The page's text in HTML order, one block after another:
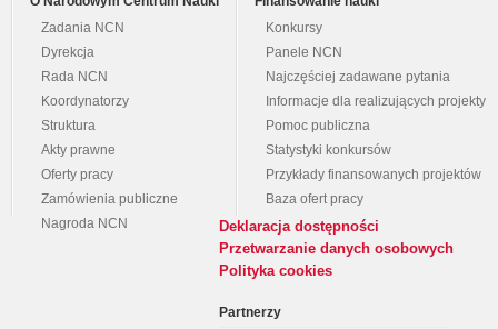
Zadania NCN
Dyrekcja
Rada NCN
Koordynatorzy
Struktura
Akty prawne
Oferty pracy
Zamówienia publiczne
Nagroda NCN
Konkursy
Panele NCN
Najczęściej zadawane pytania
Informacje dla realizujących projekty
Pomoc publiczna
Statystyki konkursów
Przykłady finansowanych projektów
Baza ofert pracy
Deklaracja dostępności
Przetwarzanie danych osobowych
Polityka cookies
Partnerzy